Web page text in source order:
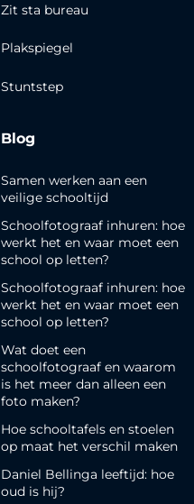
Zit sta bureau
Plakspiegel
Stuntstep
Blog
Samen werken aan een
veilige schooltijd
Schoolfotograaf inhuren: hoe
werkt het en waar moet een
school op letten?
Schoolfotograaf inhuren: hoe
werkt het en waar moet een
school op letten?
Wat doet een
schoolfotograaf en waarom
is het meer dan alleen een
foto maken?
Hoe schooltafels en stoelen
op maat het verschil maken
Daniel Bellinga leeftijd: hoe
oud is hij?